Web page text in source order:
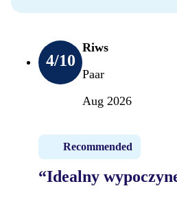
4/10
Riws
Paar
Aug 2026
Recommended
“Idealny